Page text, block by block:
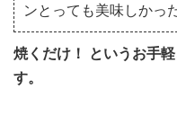
ンとっても美味しかっ
焼くだけ！ というお手
す。